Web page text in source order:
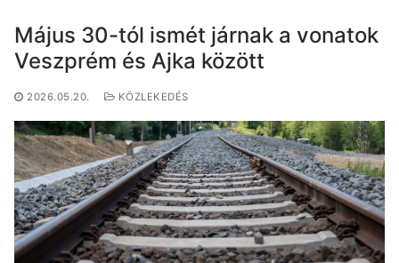
Május 30-tól ismét járnak a vonatok
Veszprém és Ajka között
2026.05.20. KÖZLEKEDÉS